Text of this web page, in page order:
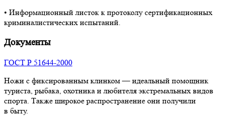
• Информационный листок к протоколу сертификационных
криминалистических испытаний.
Документы
ГОСТ Р 51644-2000
Ножи с фиксированным клинком — идеальный помощник
туриста, рыбака, охотника и любителя экстремальных видов
спорта. Также широкое распространение они получили
в быту.